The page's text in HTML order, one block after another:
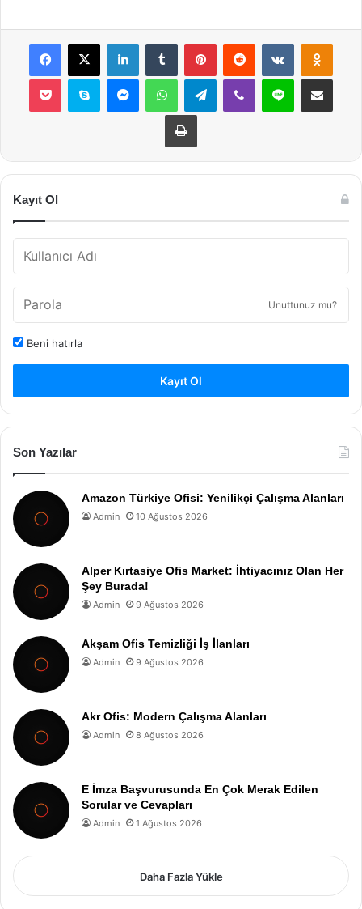
Facebook
X LinkedInTumblr PinterestReddit VKontakte
Pocket Skype MessengerWhatsAppTelegramViber Line E-Posta ile
Yazdır
Kayıt Ol
Unuttunuz mu?
Beni hatırla
Kayıt Ol
Son Yazılar
Amazon Türkiye Ofisi: Yenilikçi Çalışma Alanları
Admin 10 Ağustos 2026
Alper Kırtasiye Ofis Market: İhtiyacınız Olan Her
Şey Burada!
Admin 9 Ağustos 2026
Akşam Ofis Temizliği İş İlanları
Admin 9 Ağustos 2026
Akr Ofis: Modern Çalışma Alanları
Admin 8 Ağustos 2026
E İmza Başvurusunda En Çok Merak Edilen
Sorular ve Cevapları
Admin 1 Ağustos 2026
Daha Fazla Yükle